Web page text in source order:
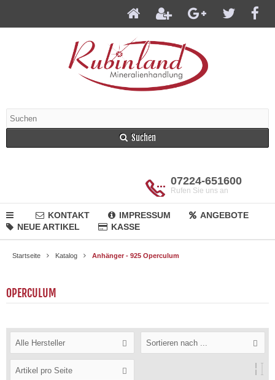
Suchen
07224-651600
Rufen Sie uns an
KONTAKT IMPRESSUM
ANGEBOTE
NEUE ARTIKEL
KASSE
Startseite Katalog Anhänger - 925 Operculum
OPERCULUM
Alle Hersteller Sortieren nach ...
Artikel pro Seite